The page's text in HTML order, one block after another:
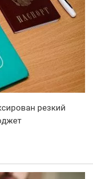
резкий